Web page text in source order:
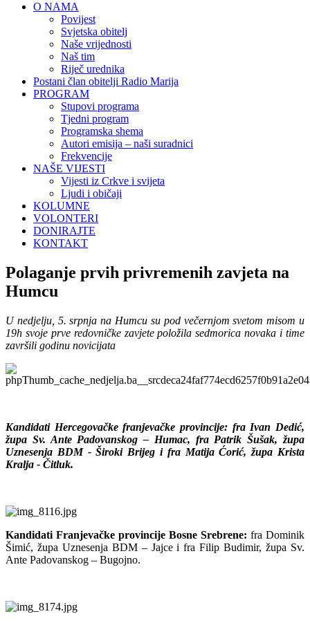
O NAMA
Povijest
Svjetska obitelj
Naše vrijednosti
Naš tim
Riječ urednika
Postani član obitelji Radio Marija
PROGRAM
Stupovi programa
Tjedni program
Programska shema
Autori emisija – naši suradnici
Frekvencije
NAŠE VIJESTI
Vijesti iz Crkve i svijeta
Ljudi i običaji
KOLUMNE
VOLONTERI
DONIRAJTE
KONTAKT
Polaganje prvih privremenih zavjeta na
Humcu
U nedjelju, 5. srpnja na Humcu su pod večernjom svetom misom u
19h svoje prve redovničke zavjete položila sedmorica novaka i time
završili godinu novicijata
Kandidati Hercegovačke franjevačke provincije: fra Ivan Dedić,
župa Sv. Ante Padovanskog – Humac, fra Patrik Šušak, župa
Uznesenja BDM - Široki Brijeg i fra Matija Ćorić, župa Krista
Kralja - Čitluk.
Kandidati Franjevačke provincije Bosne Srebrene: fra Dominik
Šimić, župa Uznesenja BDM – Jajce i fra Filip Budimir, župa Sv.
Ante Padovanskog – Bugojno.